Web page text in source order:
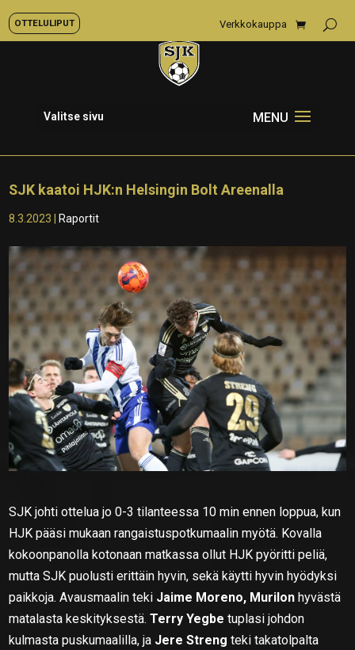
OTTELULIPUT Verkkokauppa
Valitse sivu
SJK kaatoi HJK:n Helsingin Bolt Areenalla
8.3.2023 Raportit
SJK johti ottelua jo 0-3 tilanteessa 10 min ennen loppua, kun
HJK pääsi mukaan rangaistuspotkumaalin myötä. Kovalla
kokoonpanolla kotonaan matkassa ollut HJK pyöritti peliä,
mutta SJK puolusti erittäin hyvin, sekä käytti hyvin hyödyksi
paikkoja. Avausmaalin teki Jaime Moreno, Murilon hyvästä
matalasta keskityksestä. Terry Yegbe tuplasi johdon
kulmasta puskumaalilla, ja Jere Streng teki takatolpalta